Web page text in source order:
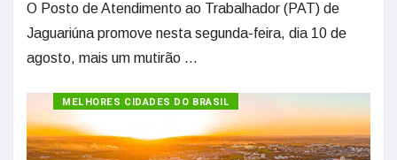
O Posto de Atendimento ao Trabalhador (PAT) de
Jaguariúna promove nesta segunda-feira, dia 10 de
agosto, mais um mutirão ...
MELHORES CIDADES DO BRASIL